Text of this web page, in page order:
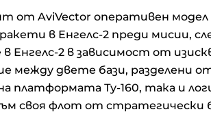
от AviVector оперативен модел
в Енгелс-2 преди мисии,
Енгелс-2 в зависимост от
между двете бази, разделени
платформата Ту-160, така и
своя флот от стратегически